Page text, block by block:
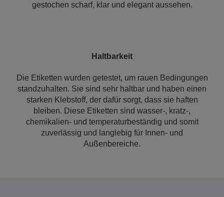
gestochen scharf, klar und elegant aussehen.
Haltbarkeit
Die Etiketten wurden getestet, um rauen Bedingungen
standzuhalten. Sie sind sehr haltbar und haben einen
starken Klebstoff, der dafür sorgt, dass sie haften
bleiben. Diese Etiketten sind wasser-, kratz-,
chemikalien- und temperaturbeständig und somit
zuverlässig und langlebig für Innen- und
Außenbereiche.